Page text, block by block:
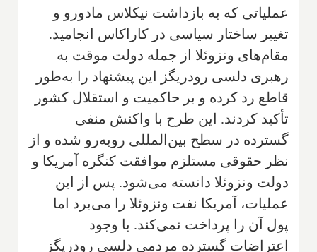
عملیاتی که به بازداشت نیکلاس مادورو و
تغییر ساختار سیاسی در کاراکاس انجامید.
مقام‌های ونزوئلا از جمله دولت موقت به
رهبری دلسى رودریگز این پیشنهاد را به‌طور
قاطع رد کرده و بر حاکمیت و استقلال کشور
تأکید کردند. این طرح با واکنش منفی
گسترده در سطح بین‌المللی روبه‌رو شده و از
نظر حقوقی مستلزم موافقت کنگره آمریکا و
دولت ونزوئلا دانسته می‌شود. پس از این
عملیات، آمریکا نفت ونزوئلا را می‌برد اما
پول آن را پرداخت نمی‌کند. با وجود
اعتراضات گسترده مردمی دلسی رودریگز